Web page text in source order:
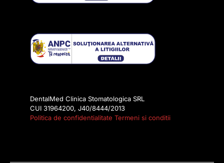
DentalMed Clinica Stomatologica SRL
CUI 31964200, J40/8444/2013
Politica de confidentialitate Termeni si conditii